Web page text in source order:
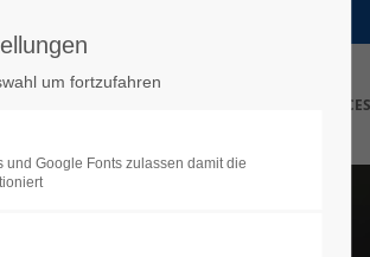
ELECTRONIC MANUFACTURING SERVICES
um fortzufahren
und Google Fonts zulassen damit die